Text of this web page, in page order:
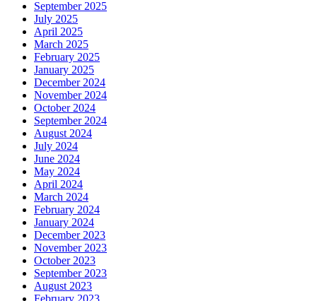
September 2025
July 2025
April 2025
March 2025
February 2025
January 2025
December 2024
November 2024
October 2024
September 2024
August 2024
July 2024
June 2024
May 2024
April 2024
March 2024
February 2024
January 2024
December 2023
November 2023
October 2023
September 2023
August 2023